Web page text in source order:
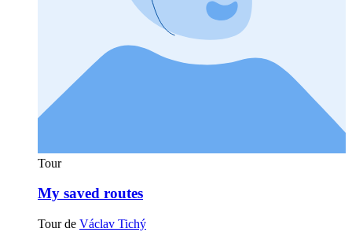
Tour
My saved routes
Tour de Václav Tichý